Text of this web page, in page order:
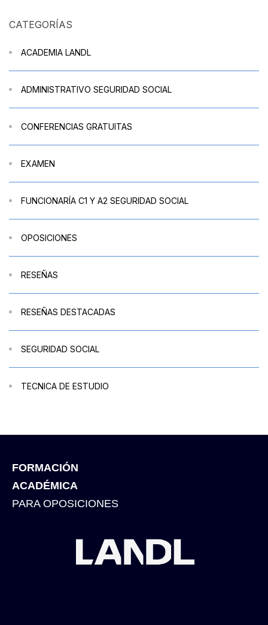
CATEGORÍAS
ACADEMIA LANDL
ADMINISTRATIVO SEGURIDAD SOCIAL
CONFERENCIAS GRATUITAS
EXAMEN
FUNCIONARÍA C1 Y A2 SEGURIDAD SOCIAL
OPOSICIONES
RESEÑAS
RESEÑAS DESTACADAS
SEGURIDAD SOCIAL
TECNICA DE ESTUDIO
FORMACIÓN
ACADÉMICA
PARA OPOSICIONES